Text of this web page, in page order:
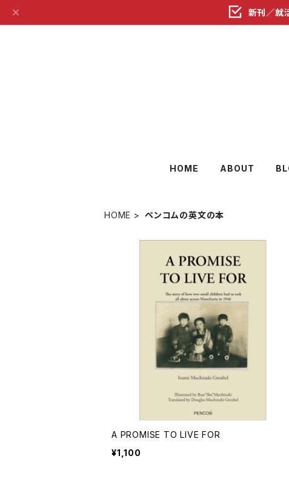
新刊／就
HOME ABOUT
HOME ペンコムの英文の本
A PROMISE TO LIVE FOR
¥1,100